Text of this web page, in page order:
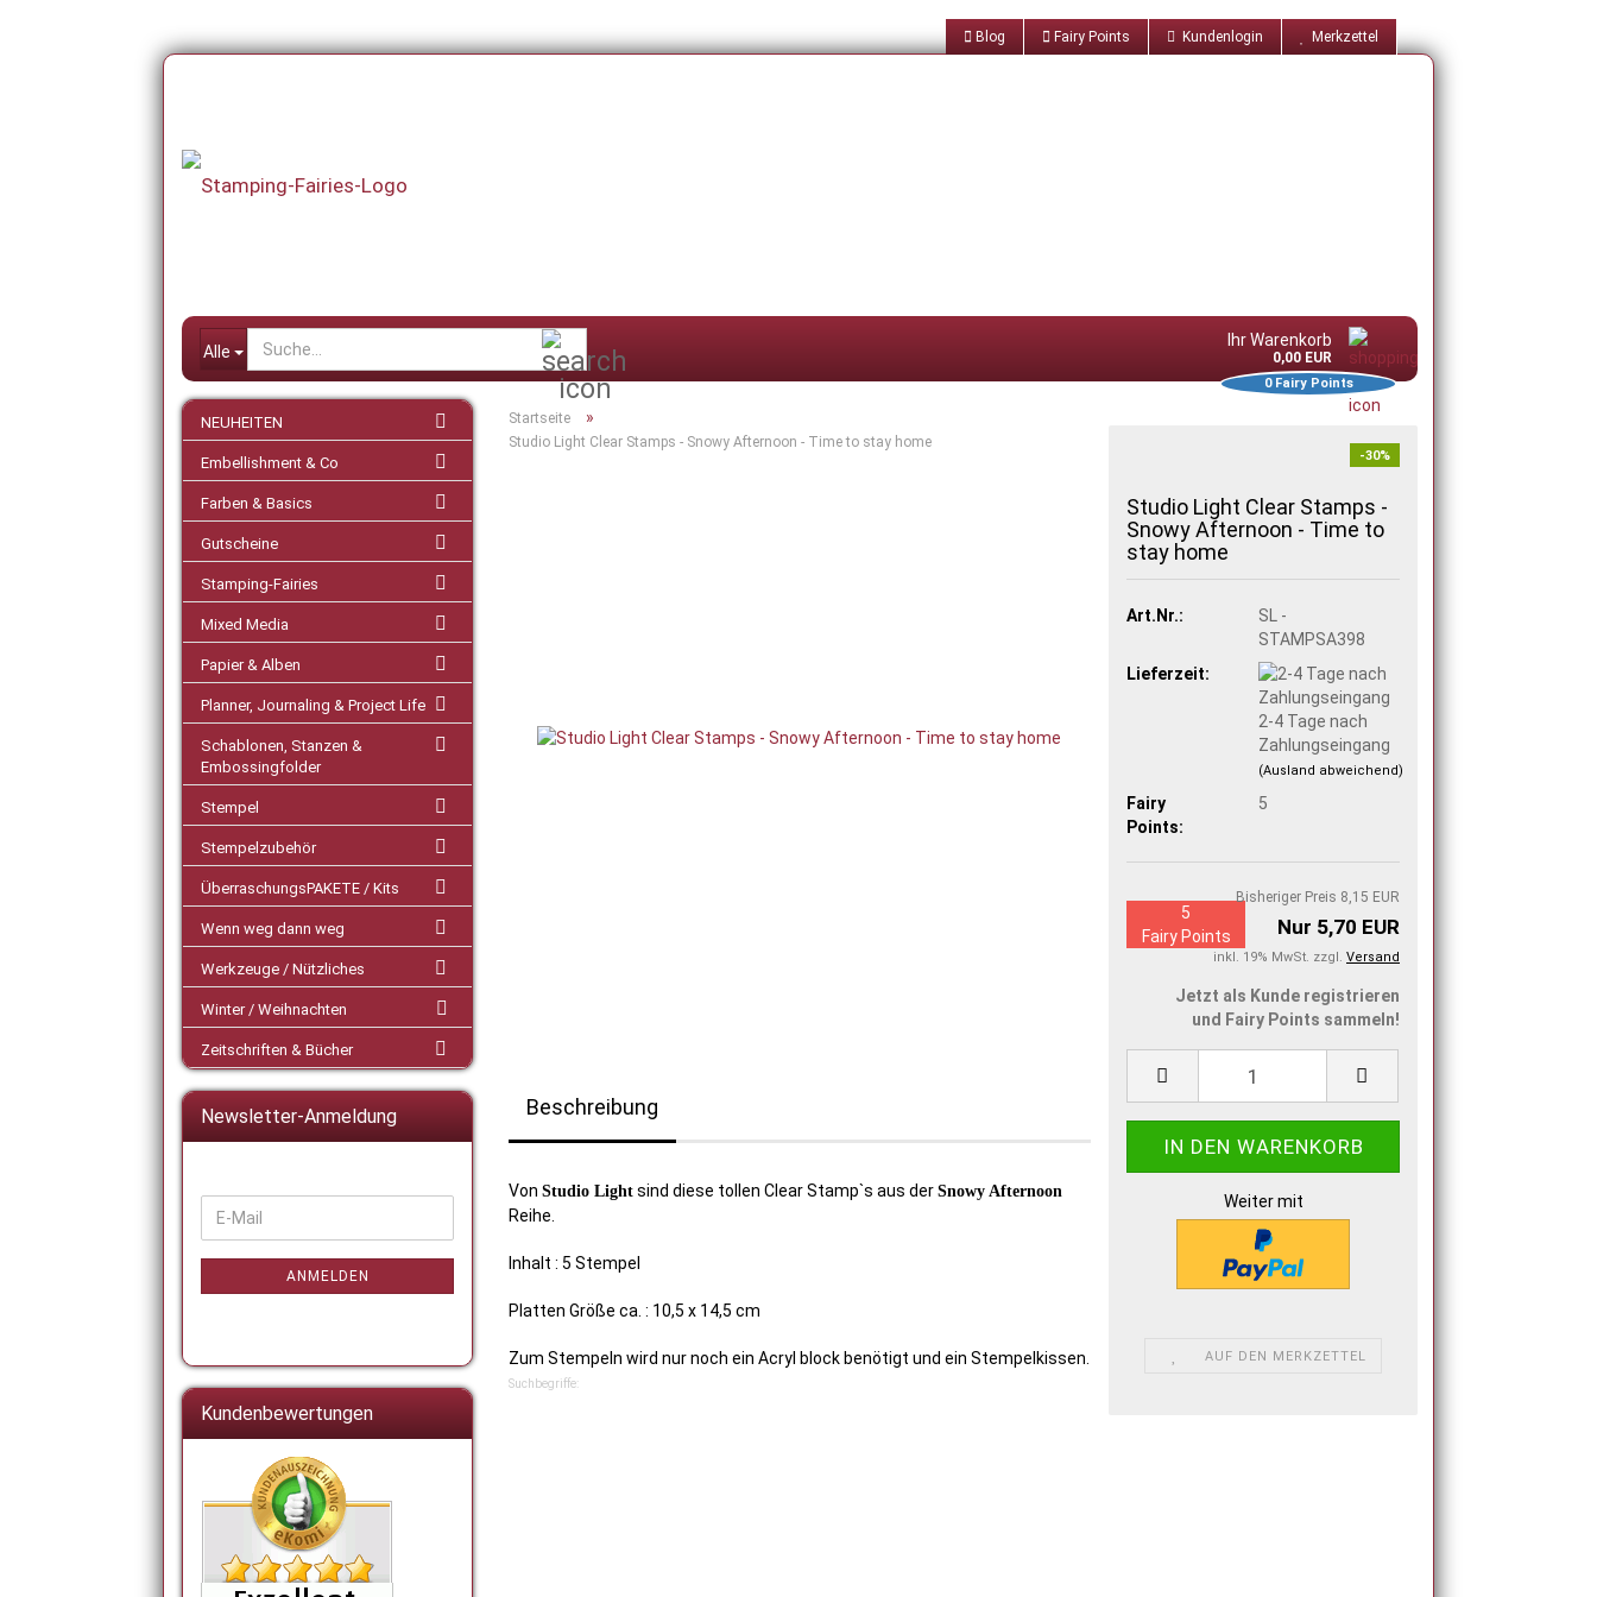
Blog Fairy Points Kundenlogin Merkzettel
Alle
Ihr Warenkorb
0,00 EUR
0Fairy Points
Startseite »
Studio Light Clear Stamps - Snowy Afternoon - Time to stay home
-30%
Studio Light Clear Stamps -
Snowy Afternoon - Time to
stay home
Art.Nr.:
SL -
STAMPSA398
Lieferzeit:
2-4 Tage nach
Zahlungseingang
(Ausland abweichend)
Fairy
Points:
5
Bisheriger Preis 8,15 EUR
Nur 5,70 EUR
inkl. 19% MwSt. zzgl. Versand
5
Fairy Points
Jetzt als Kunde registrieren
und Fairy Points sammeln!
Weiter mit
AUF DEN MERKZETTEL
Beschreibung
Von Studio Light sind diese tollen Clear Stamp`s aus der Snowy Afternoon
Reihe.
Inhalt : 5 Stempel
Platten Größe ca. : 10,5 x 14,5 cm
Zum Stempeln wird nur noch ein Acryl block benötigt und ein Stempelkissen.
Suchbegriffe:
NEUHEITEN
Embellishment & Co
Farben & Basics
Gutscheine
Stamping-Fairies
Mixed Media
Papier & Alben
Planner, Journaling & Project Life
Schablonen, Stanzen &
Embossingfolder
Stempel
Stempelzubehör
ÜberraschungsPAKETE / Kits
Wenn weg dann weg
Werkzeuge / Nützliches
Winter / Weihnachten
Zeitschriften & Bücher
Newsletter-Anmeldung
ZUR
ANMELDUNG
E-
Mail
ANMELDEN
Kundenbewertungen